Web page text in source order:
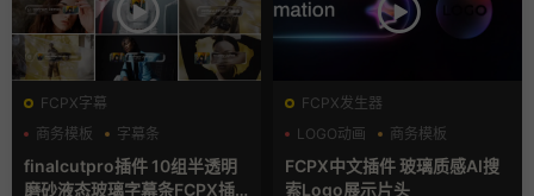
FCPX字幕
商务模板
字幕条
finalcutpro插件 10组半透明
磨砂液态玻璃字幕条FCPX插
FCPX发生器
LOGO动画
商务模板
支持Intel+M芯片
FCPX中文插件 玻璃质感AI搜
索Logo展示片头